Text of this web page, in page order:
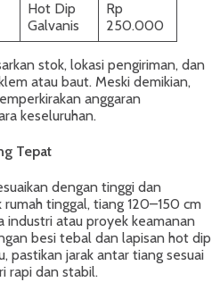
Hot Dip
Galvanis
Rp
250.000
stok, lokasi pengiriman, dan
atau baut. Meski demikian,
anggaran
keseluruhan.
Tepat
dengan tinggi dan
tinggal, tiang 120–150 cm
industri atau proyek keamanan
besi tebal dan lapisan hot dip
pastikan jarak antar tiang sesuai
rapi dan stabil.